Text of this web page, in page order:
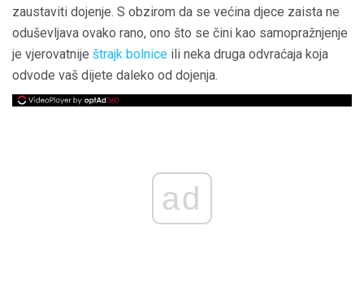
zaustaviti dojenje. S obzirom da se većina djece zaista ne
oduševljava ovako rano, ono što se čini kao samopražnjenje
je vjerovatnije štrajk bolnice ili neka druga odvraćaja koja
odvode vaš dijete daleko od dojenja.
ad